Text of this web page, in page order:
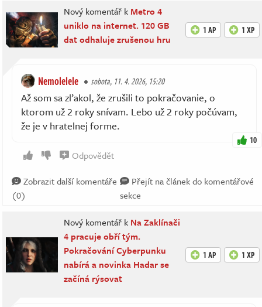
Nový komentář k Metro 4
uniklo na internet. 120 GB
dat odhaluje zrušenou hru
1 AP 1 XP
Nemolelele sobota, 11. 4. 2026, 15:20
Až som sa zľakol, že zrušili to pokračovanie, o
ktorom už 2 roky snívam. Lebo už 2 roky počúvam,
že je v hratelnej forme.
10
Odpovědět
Zobrazit další komentáře
(0)
Přejít na článek do komentářové
sekce
Nový komentář k Na Zaklínači
4 pracuje obří tým.
Pokračování Cyberpunku
nabírá a novinka Hadar se
začíná rýsovat
1 AP 1 XP